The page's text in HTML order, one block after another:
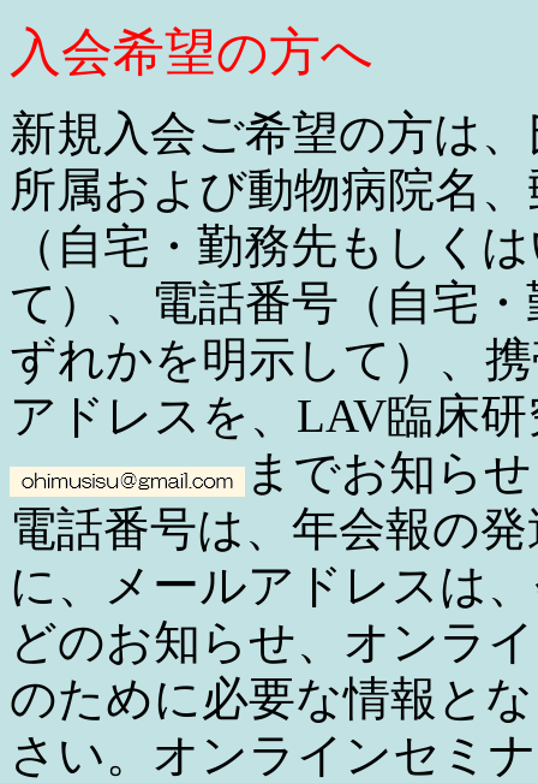
入会希望の方へ
新規入会ご希望の方は
所属および動物病院名
（自宅・勤務先もしく
て）、電話番号（自宅
ずれかを明示して）、
アドレスを、LAV臨床
までお知ら
電話番号は、年会報の
に、メールアドレスは
どのお知らせ、オンラ
のために必要な情報と
さい。オンラインセミ